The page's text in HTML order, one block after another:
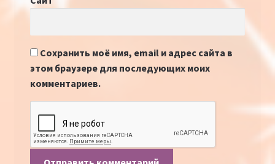
Сохранить моё имя, email и адрес сайта в
этом браузере для последующих моих
комментариев.